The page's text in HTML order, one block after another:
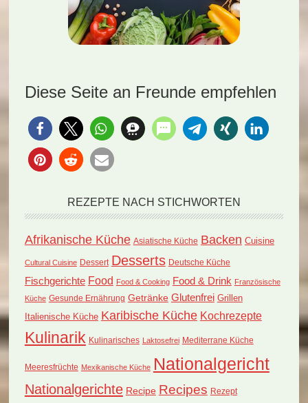
Diese Seite an Freunde empfehlen
REZEPTE NACH STICHWORTEN
Afrikanische Küche Asiatische Küche Backen Cuisine
Cultural Cuisine Dessert Desserts Deutsche Küche
Fischgerichte Food Food & Cooking Food & Drink Französische
Küche Gesunde Ernährung Getränke Glutenfrei Grillen
Italienische Küche Karibische Küche Kochrezepte
Kulinarik Kulinarisches Laktosefrei Mediterrane Küche
Meeresfrüchte Mexikanische Küche Nationalgericht
Nationalgerichte Recipe Recipes Rezept